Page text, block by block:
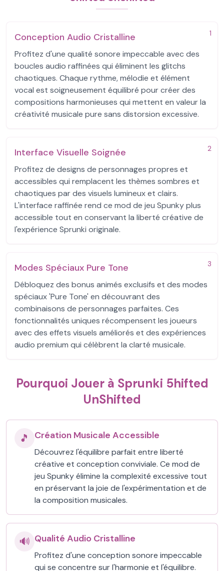
1
Conception Audio Cristalline
Profitez d'une qualité sonore impeccable avec des
boucles audio raffinées qui éliminent les glitchs
chaotiques. Chaque rythme, mélodie et élément
vocal est soigneusement équilibré pour créer des
compositions harmonieuses qui mettent en valeur la
créativité musicale pure sans distorsion excessive.
2
Interface Visuelle Soignée
Profitez de designs de personnages propres et
accessibles qui remplacent les thèmes sombres et
chaotiques par des visuels lumineux et clairs.
L'interface raffinée rend ce mod de jeu Spunky plus
accessible tout en conservant la liberté créative de
l'expérience Sprunki originale.
3
Modes Spéciaux Pure Tone
Débloquez des bonus animés exclusifs et des modes
spéciaux 'Pure Tone' en découvrant des
combinaisons de personnages parfaites. Ces
fonctionnalités uniques récompensent les joueurs
avec des effets visuels améliorés et des expériences
audio premium qui célèbrent la clarté musicale.
Pourquoi Jouer à Sprunki 5hifted
UnShifted
🎵 Création Musicale Accessible
Découvrez l'équilibre parfait entre liberté
créative et conception conviviale. Ce mod de
jeu Spunky élimine la complexité excessive tout
en préservant la joie de l'expérimentation et de
la composition musicales.
🔊 Qualité Audio Cristalline
Profitez d'une conception sonore impeccable
qui se concentre sur l'harmonie et l'équilibre.